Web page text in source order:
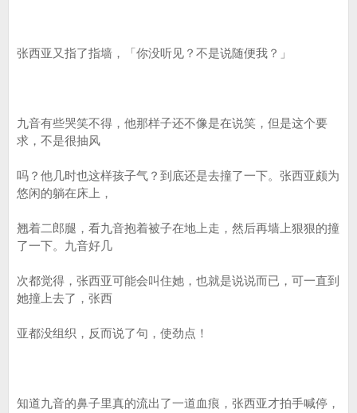
张西亚又指了指墙，「你没听见？不是说随便我？」
九音有些哭笑不得，他那样子还不像是在说笑，但是这个要
求，不是很抽风
吗？他几时也这样孩子气？到底还是去撞了一下。张西亚颇为
悠闲的躺在床上，
翘着二郎腿，看九音抱着被子在地上走，然后再墙上狠狠的撞
了一下。九音好几
次都觉得，张西亚可能会叫住她，也就是说说而已，可一直到
她撞上去了，张西
亚都没组织，反而说了句，使劲点！
知道九音的鼻子里真的流出了一道血痕，张西亚才拍手喊停，